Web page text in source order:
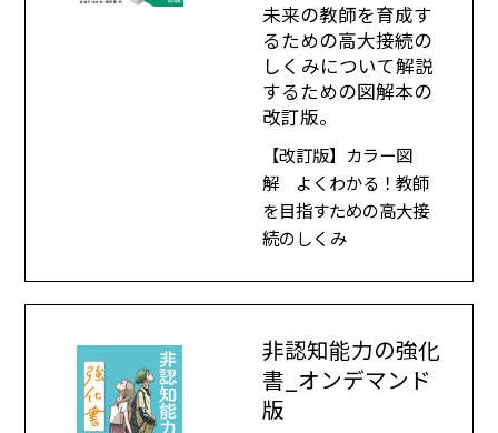
未来の教師を育成す
るための高大接続の
しくみについて解説
するための図解本の
改訂版。
【改訂版】カラー図
解 よくわかる！教師
を目指すための高大接
続のしくみ
非認知能力の強化
書_オンデマンド
版